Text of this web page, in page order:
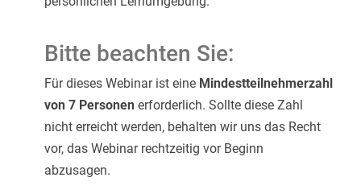
Bitte beachten Sie:
Für dieses Webinar ist eine Mindestteilnehmerzahl
von 7 Personen erforderlich. Sollte diese Zahl
nicht erreicht werden, behalten wir uns das Recht
vor, das Webinar rechtzeitig vor Beginn
abzusagen.